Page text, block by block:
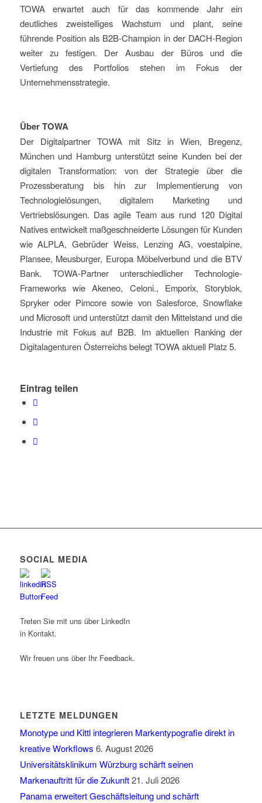
TOWA erwartet auch für das kommende Jahr ein
deutliches zweistelliges Wachstum und plant, seine
führende Position als B2B-Champion in der DACH-Region
weiter zu festigen. Der Ausbau der Büros und die
Vertiefung des Portfolios stehen im Fokus der
Unternehmensstrategie.
Über TOWA
Der Digitalpartner TOWA mit Sitz in Wien, Bregenz,
München und Hamburg unterstützt seine Kunden bei der
digitalen Transformation: von der Strategie über die
Prozessberatung bis hin zur Implementierung von
Technologielösungen, digitalem Marketing und
Vertriebslösungen. Das agile Team aus rund 120 Digital
Natives entwickelt maßgeschneiderte Lösungen für Kunden
wie ALPLA, Gebrüder Weiss, Lenzing AG, voestalpine,
Plansee, Meusburger, Europa Möbelverbund und die BTV
Bank. TOWA-Partner unterschiedlicher Technologie-
Frameworks wie Akeneo, Celoni., Emporix, Storyblok,
Spryker oder Pimcore sowie von Salesforce, Snowflake
und Microsoft und unterstützt damit den Mittelstand und die
Industrie mit Fokus auf B2B. Im aktuellen Ranking der
Digitalagenturen Österreichs belegt TOWA aktuell Platz 5.
Eintrag teilen
SOCIAL MEDIA
Treten Sie mit uns über LinkedIn
in Kontakt.
Wir freuen uns über Ihr Feedback.
LETZTE MELDUNGEN
Monotype und Kittl integrieren Markentypografie direkt in
kreative Workflows 6. August 2026
Universitätsklinikum Würzburg schärft seinen
Markenauftritt für die Zukunft 21. Juli 2026
Panama erweitert Geschäftsleitung und schärft